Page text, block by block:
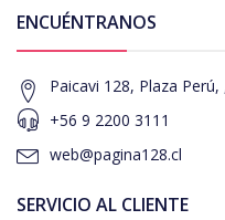
ENCUÉNTRANOS
Paicavi 128, Plaza
+56 9 2200 3111
web@pagina128.cl
SERVICIO AL CLIENTE